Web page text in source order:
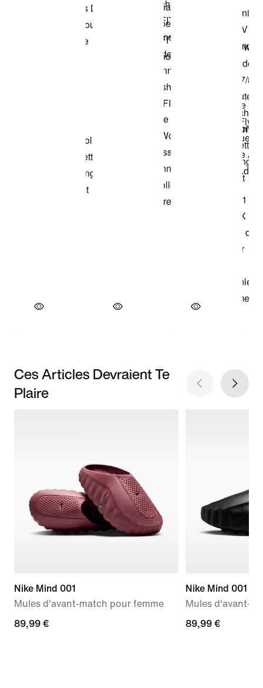
Ces Articles Devraient Te
Plaire
Nike Mind 001
Mules d'avant-match pour femme
89,99 €
89,99 €
Nike Mind 001
Mules d'avant-
89,99 €
89,99 €